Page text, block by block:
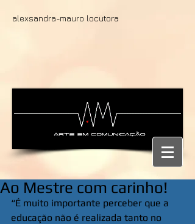
alexsandra-mauro locutora
Ao Mestre com carinho!
“É muito importante perceber que a
educação não é realizada tanto no